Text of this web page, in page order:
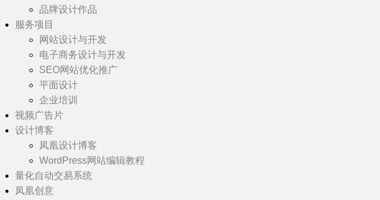
品牌设计作品
服务项目
网站设计与开发
电子商务设计与开发
SEO网站优化推广
平面设计
企业培训
视频广告片
设计博客
凤凰设计博客
WordPress网站编辑教程
量化自动交易系统
凤凰创意